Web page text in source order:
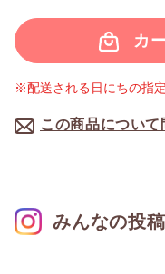
カ
この商品について
※配送される日にちの指
みんなの投稿